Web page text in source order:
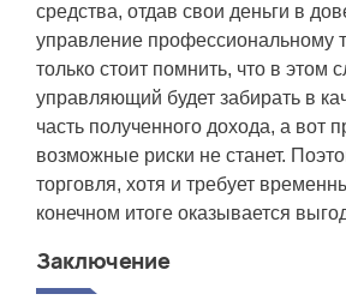
средства, отдав свои деньги в
управление профессиональному
только стоит помнить, что в этом
управляющий будет забирать в
часть полученного дохода, а вот
возможные риски не станет.
торговля, хотя и требует
конечном итоге оказывается
Заключение